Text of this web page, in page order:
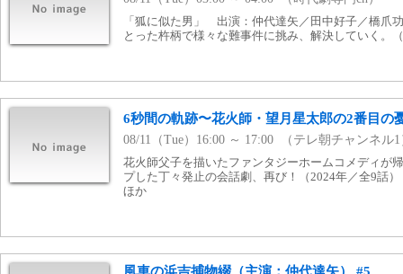
「狐に似た男」 出演：仲代達矢／田中好子／橋
とった杵柄で様々な難事件に挑み、解決していく。
6秒間の軌跡〜花火師・望月星太郎の2番目の
08/11（Tue）16:00 ～ 17:00 （テレ朝チャンネル1
花火師父子を描いたファンタジーホームコメディが
プした丁々発止の会話劇、再び！（2024年／全9話
ほか